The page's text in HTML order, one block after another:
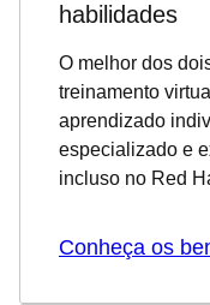
habilidades
O melhor dos
treinamento
aprendizado
especializado e
incluso no Red
Conheça os